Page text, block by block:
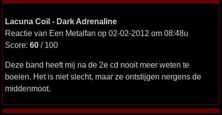
Lacuna Coil - Dark Adrenaline
Reactie van Een Metalfan op 02-02-2012 om 08:48u
Score: 60 / 100
Deze band heeft mij na de 2e cd nooit meer weten te
boeien. Het is niet slecht, maar ze ontstijgen nergens de
middenmoot.